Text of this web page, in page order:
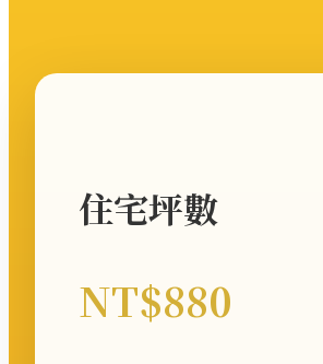
住宅坪數
NT$880